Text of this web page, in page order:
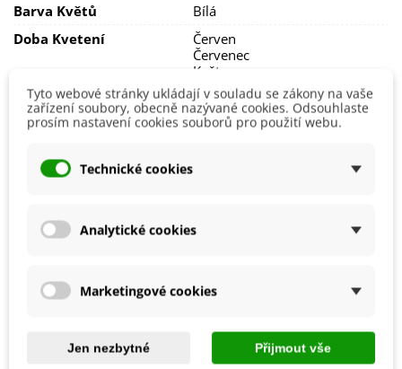
Barva Květů
Bílá
Doba Kvetení
Červen
Červenec
Květen
Výsadba
Duben
Květen
Mrazuvzdornost
Vegetační Doba
Trvalky
Každý druh cibulek je označen ,obrázkema
postupem k pěstování
Tyto webové stránky ukládají v souladu se zákony na vaše
zařízení soubory, obecně nazývané cookies. Odsouhlaste
prosím nastavení cookies souborů pro použití webu.
Technické cookies
Analytické cookies
Marketingové cookies
Jen nezbytné Přijmout vše